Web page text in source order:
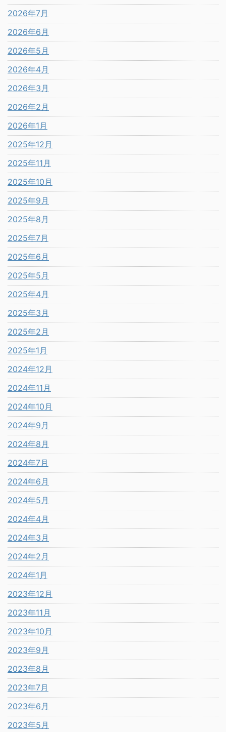
2026年7月
2026年6月
2026年5月
2026年4月
2026年3月
2026年2月
2026年1月
2025年12月
2025年11月
2025年10月
2025年9月
2025年8月
2025年7月
2025年6月
2025年5月
2025年4月
2025年3月
2025年2月
2025年1月
2024年12月
2024年11月
2024年10月
2024年9月
2024年8月
2024年7月
2024年6月
2024年5月
2024年4月
2024年3月
2024年2月
2024年1月
2023年12月
2023年11月
2023年10月
2023年9月
2023年8月
2023年7月
2023年6月
2023年5月